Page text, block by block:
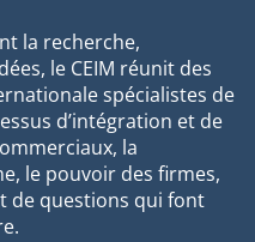
la recherche,
le CEIM réunit des
spécialistes de
d’intégration et de
la
le pouvoir des firmes,
de questions qui font